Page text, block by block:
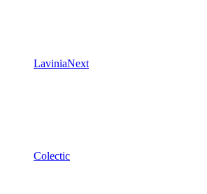
LaviniaNext
Colectic